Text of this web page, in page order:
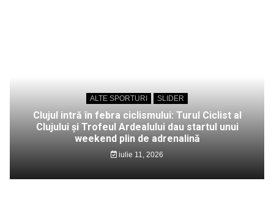
ALTE SPORTURI SLIDER
Clujul intră în febra ciclismului: Turul Ciclist al
Clujului și Trofeul Ardealului dau startul unui
weekend plin de adrenalină
iulie 11, 2026